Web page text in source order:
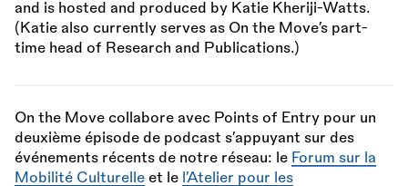
and is hosted and produced by Katie Kheriji-Watts.
(Katie also currently serves as On the Move’s part-
time head of Research and Publications.)
On the Move collabore avec Points of Entry pour un
deuxième épisode de podcast s’appuyant sur des
événements récents de notre réseau: le Forum sur la
Mobilité Culturelle et le l’Atelier pour les